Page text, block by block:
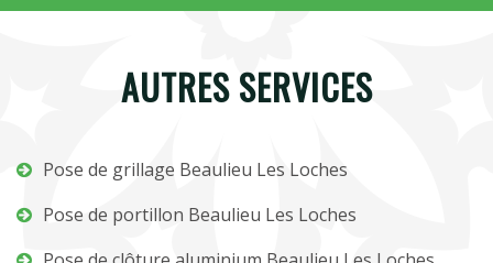
AUTRES SERVICES
Pose de grillage Beaulieu Les Loches
Pose de portillon Beaulieu Les Loches